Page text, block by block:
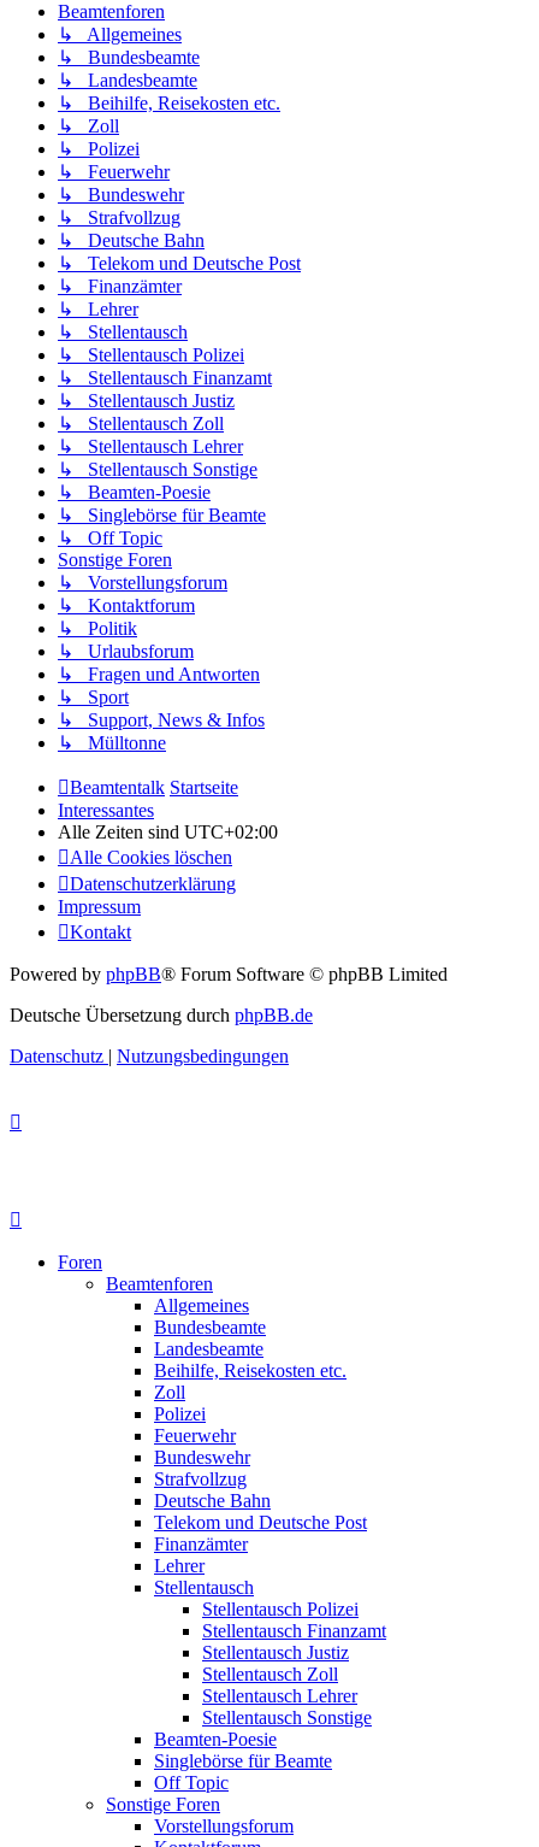
Beamtenforen
↳ Allgemeines
↳ Bundesbeamte
↳ Landesbeamte
↳ Beihilfe, Reisekosten etc.
↳ Zoll
↳ Polizei
↳ Feuerwehr
↳ Bundeswehr
↳ Strafvollzug
↳ Deutsche Bahn
↳ Telekom und Deutsche Post
↳ Finanzämter
↳ Lehrer
↳ Stellentausch
↳ Stellentausch Polizei
↳ Stellentausch Finanzamt
↳ Stellentausch Justiz
↳ Stellentausch Zoll
↳ Stellentausch Lehrer
↳ Stellentausch Sonstige
↳ Beamten-Poesie
↳ Singlebörse für Beamte
↳ Off Topic
Sonstige Foren
↳ Vorstellungsforum
↳ Kontaktforum
↳ Politik
↳ Urlaubsforum
↳ Fragen und Antworten
↳ Sport
↳ Support, News & Infos
↳ Mülltonne
Beamtentalk Startseite
Interessantes
Alle Zeiten sind UTC+02:00
Alle Cookies löschen
Datenschutzerklärung
Impressum
Kontakt
Powered by phpBB® Forum Software © phpBB Limited
Deutsche Übersetzung durch phpBB.de
Datenschutz | Nutzungsbedingungen
Foren
Beamtenforen
Allgemeines
Bundesbeamte
Landesbeamte
Beihilfe, Reisekosten etc.
Zoll
Polizei
Feuerwehr
Bundeswehr
Strafvollzug
Deutsche Bahn
Telekom und Deutsche Post
Finanzämter
Lehrer
Stellentausch
Stellentausch Polizei
Stellentausch Finanzamt
Stellentausch Justiz
Stellentausch Zoll
Stellentausch Lehrer
Stellentausch Sonstige
Beamten-Poesie
Singlebörse für Beamte
Off Topic
Sonstige Foren
Vorstellungsforum